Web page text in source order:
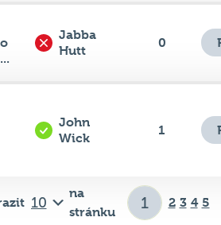
Jabba
Hutt
0
John
Wick
1
na
stránku
2 3 4 5